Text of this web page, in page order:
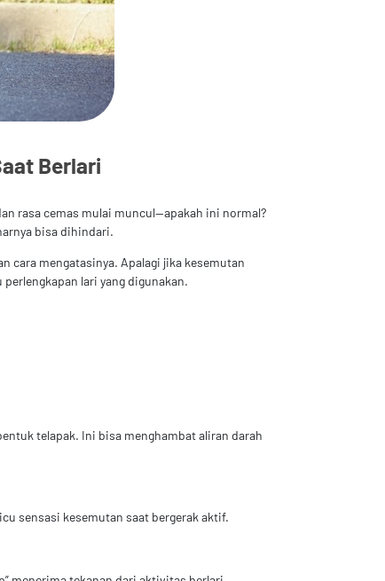
Berlari
rasa cemas mulai muncul—apakah ini normal?
bisa dihindari.
cara mengatasinya. Apalagi jika kesemutan
lari yang digunakan.
telapak. Ini bisa menghambat aliran darah
sensasi kesemutan saat bergerak aktif.